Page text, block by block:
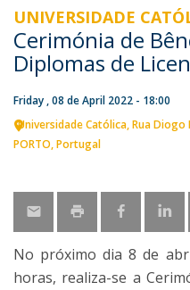
UNIVERSIDADE
Cerimónia de
Diplomas de
Friday , 08 de April 2022 - 18:00
Universidade Católica Rua Diogo
PORTO Portugal
No próximo dia 8 de
horas, realiza-se a